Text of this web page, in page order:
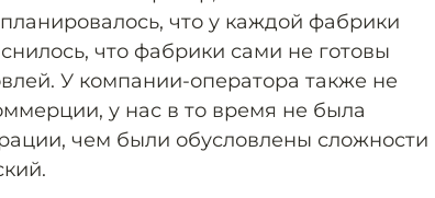
что у каждой фабрики
что фабрики сами не готовы
У компании-оператора также не
у нас в то время не была
чем были обусловлены сложности